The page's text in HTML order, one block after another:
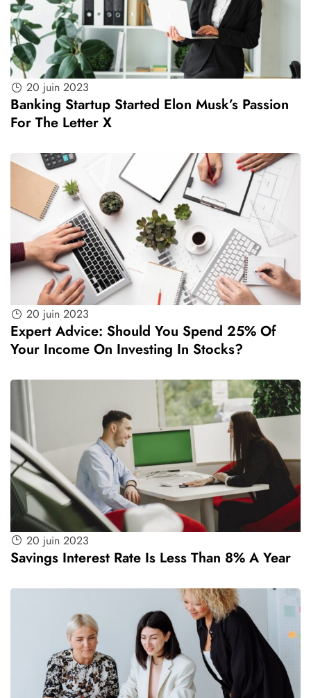
20 juin 2023
Banking Startup Started Elon Musk’s Passion
For The Letter X
20 juin 2023
Expert Advice: Should You Spend 25% Of
Your Income On Investing In Stocks?
20 juin 2023
Savings Interest Rate Is Less Than 8% A Year